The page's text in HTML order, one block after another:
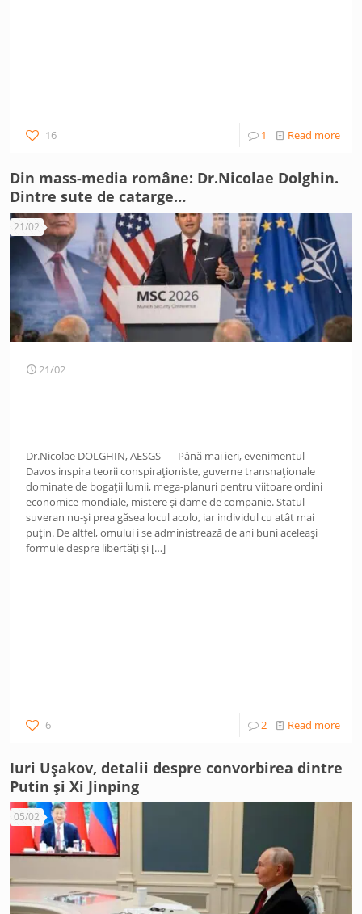
16 1 Read more
Din mass-media române: Dr.Nicolae Dolghin.
Dintre sute de catarge…
21/02
21/02
Dr.Nicolae DOLGHIN, AESGS Până mai ieri, evenimentul
Davos inspira teorii conspiraționiste, guverne transnaționale
dominate de bogații lumii, mega-planuri pentru viitoare ordini
economice mondiale, mistere și dame de companie. Statul
suveran nu-și prea găsea locul acolo, iar individul cu atât mai
puțin. De altfel, omului i se administrează de ani buni aceleași
formule despre libertăți și […]
6 2 Read more
Iuri Ușakov, detalii despre convorbirea dintre
Putin și Xi Jinping
05/02